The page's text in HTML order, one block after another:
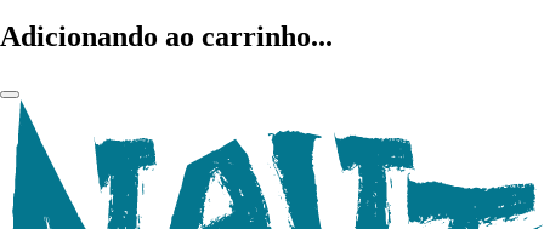
Adicionando ao carrinho...